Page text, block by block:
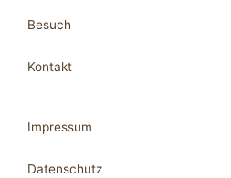
Besuch
Kontakt
Impressum
Datenschutz